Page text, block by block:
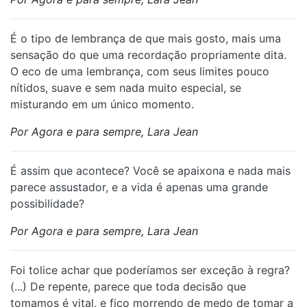
É o tipo de lembrança de que mais gosto, mais uma
sensação do que uma recordação propriamente dita.
O eco de uma lembrança, com seus limites pouco
nítidos, suave e sem nada muito especial, se
misturando em um único momento.
Por Agora e para sempre, Lara Jean
É assim que acontece? Você se apaixona e nada mais
parece assustador, e a vida é apenas uma grande
possibilidade?
Por Agora e para sempre, Lara Jean
Foi tolice achar que poderíamos ser exceção à regra?
(...) De repente, parece que toda decisão que
tomamos é vital, e fico morrendo de medo de tomar a